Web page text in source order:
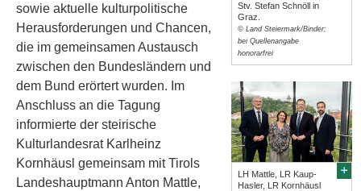
Stv. Stefan Schnöll in
Graz.
© Land Steiermark/Binder;
bei Quellenangabe
honorarfrei
LH Mattle, LR Kaup-
Hasler, LR Kornhäusl
sowie aktuelle kulturpolitische
Herausforderungen und Chancen,
die im gemeinsamen Austausch
zwischen den Bundesländern und
dem Bund erörtert wurden. Im
Anschluss an die Tagung
informierte der steirische
Kulturlandesrat Karlheinz
Kornhäusl gemeinsam mit Tirols
Landeshauptmann Anton Mattle,